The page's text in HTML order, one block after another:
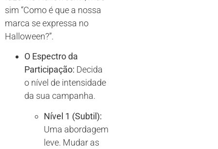
sim “Como é que a nossa
marca se expressa no
Halloween?”.
O Espectro da
Participação: Decida
o nível de intensidade
da sua campanha.
Nível 1 (Subtil):
Uma abordagem
leve. Mudar as